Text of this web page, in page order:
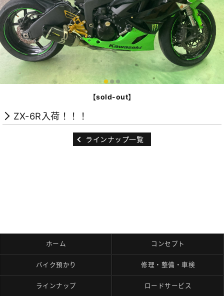
【sold-out】
ZX-6R入荷！！！
ラインナップ一覧
ホーム コンセプト
バイク預かり 修理・整備・車検
ラインナップ ロードサービス